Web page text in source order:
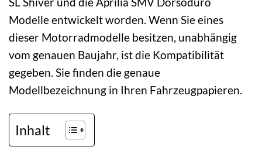
Modelle entwickelt worden. Wenn Sie eines
dieser Motorradmodelle besitzen, unabhängig
vom genauen Baujahr, ist die Kompatibilität
gegeben. Sie finden die genaue
Modellbezeichnung in Ihren Fahrzeugpapieren.
Inhalt